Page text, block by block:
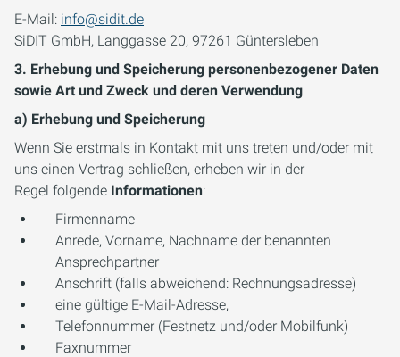
E-Mail: info@sidit.de
SiDIT GmbH, Langgasse 20, 97261 Güntersleben
3. Erhebung und Speicherung personenbezogener Daten
sowie Art und Zweck und deren Verwendung
a) Erhebung und Speicherung
Wenn Sie erstmals in Kontakt mit uns treten und/oder mit
uns einen Vertrag schließen, erheben wir in der
Regel folgende Informationen:
Firmenname
Anrede, Vorname, Nachname der benannten
Ansprechpartner
Anschrift (falls abweichend: Rechnungsadresse)
eine gültige E-Mail-Adresse,
Telefonnummer (Festnetz und/oder Mobilfunk)
Faxnummer